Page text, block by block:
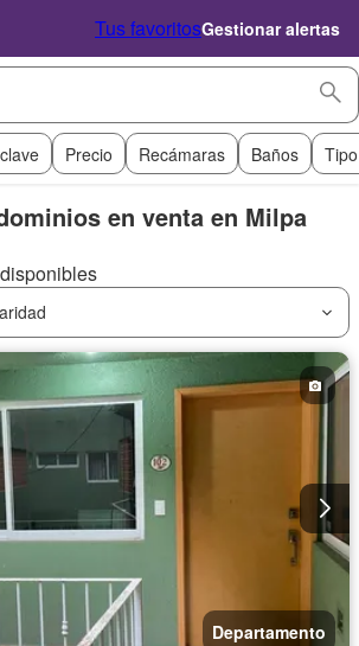
Tus favoritosGestionar alertas
Precio Recámaras Baños
en venta en Milpa
Departamento